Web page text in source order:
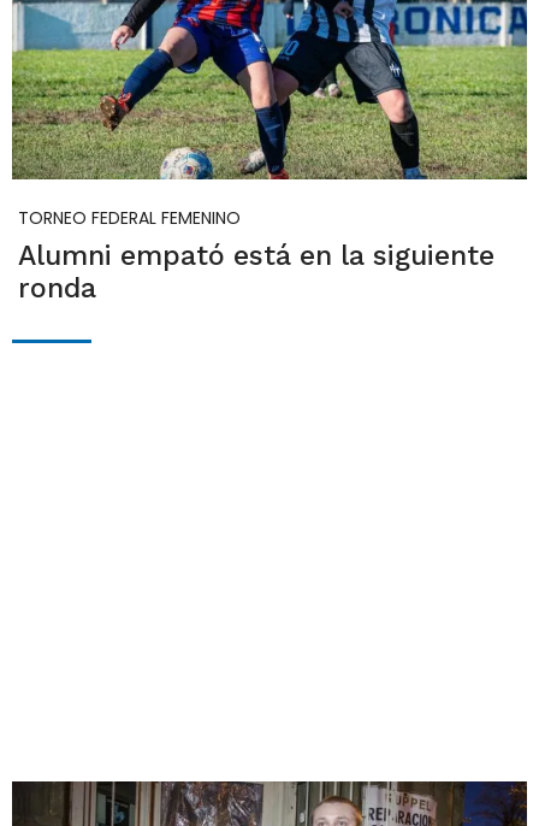
TORNEO FEDERAL FEMENINO
Alumni empató está en la siguiente
ronda